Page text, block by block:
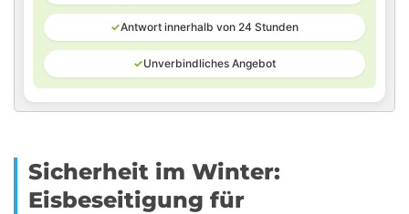
✓Antwort innerhalb von 24 Stunden
✓Unverbindliches Angebot
Sicherheit im Winter:
Eisbeseitigung für